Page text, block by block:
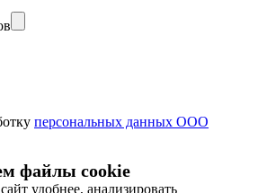
персональных данных ООО
файлы cookie
удобнее, анализировать